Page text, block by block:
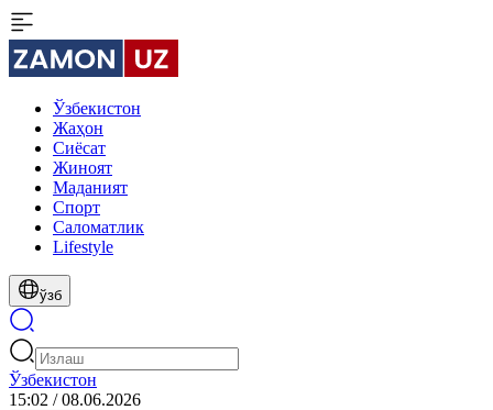
Ўзбекистон
Жаҳон
Сиёсат
Жиноят
Маданият
Спорт
Cаломатлик
Lifestyle
ўзб
Ўзбекистон
15:02 / 08.06.2026